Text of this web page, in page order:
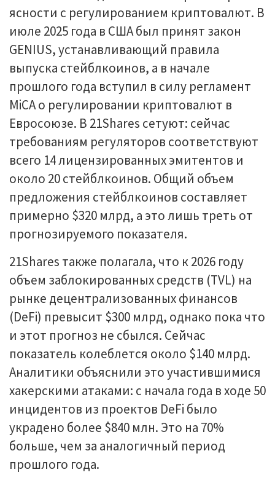
ясности с регулированием криптовалют. В
июле 2025 года в США был принят закон
GENIUS, устанавливающий правила
выпуска стейблкоинов, а в начале
прошлого года вступил в силу регламент
MiCA о регулировании криптовалют в
Евросоюзе. В 21Shares сетуют: сейчас
требованиям регуляторов соответствуют
всего 14 лицензированных эмитентов и
около 20 стейблкоинов. Общий объем
предложения стейблкоинов составляет
примерно $320 млрд, а это лишь треть от
прогнозируемого показателя.
21Shares также полагала, что к 2026 году
объем заблокированных средств (TVL) на
рынке децентрализованных финансов
(DeFi) превысит $300 млрд, однако пока что
и этот прогноз не сбылся. Сейчас
показатель колеблется около $140 млрд.
Аналитики объяснили это участившимися
хакерскими атаками: с начала года в ходе 50
инцидентов из проектов DeFi было
украдено более $840 млн. Это на 70%
больше, чем за аналогичный период
прошлого года.